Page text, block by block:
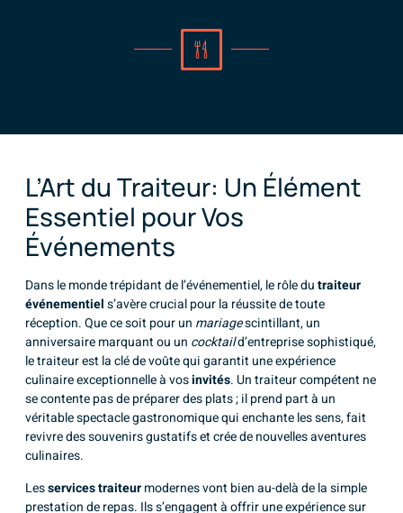
L’Art du Traiteur: Un Élément
Essentiel pour Vos
Événements
Dans le monde trépidant de l’événementiel, le rôle dutraiteur
événementiels’avère crucial pour la réussite de toute
réception. Que ce soit pour un mariagescintillant, un
anniversaire marquant ou un cocktaild’entreprise sophistiqué,
le traiteur est la clé de voûte qui garantit une expérience
culinaire exceptionnelle à vosinvités. Un traiteur compétent ne
se contente pas de préparer des plats ; il prend part à un
véritable spectacle gastronomique qui enchante les sens, fait
revivre des souvenirs gustatifs et crée de nouvelles aventures
culinaires.
Lesservices traiteurmodernes vont bien au-delà de la simple
prestation de repas. Ils s’engagent à offrir une expérience sur